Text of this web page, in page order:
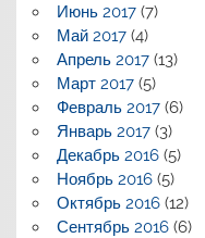
Июнь 2017(7)
Май 2017(4)
Апрель 2017(13)
Март 2017(5)
Февраль 2017(6)
Январь 2017(3)
Декабрь 2016(5)
Ноябрь 2016(5)
Октябрь 2016(12)
Сентябрь 2016(6)